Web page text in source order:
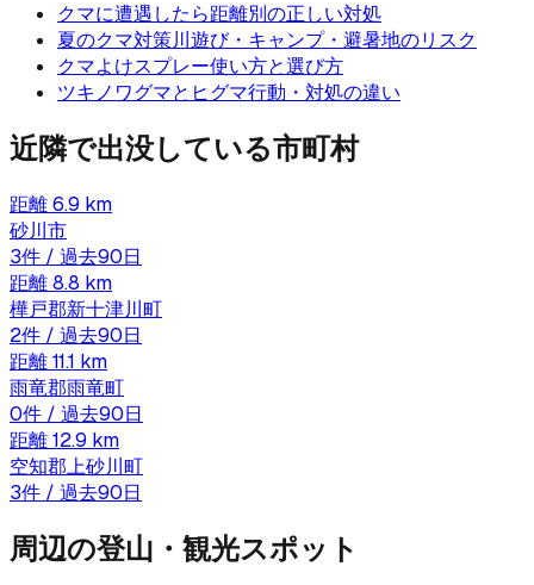
クマに遭遇したら距離別の正しい対処
夏のクマ対策川遊び・キャンプ・避暑地のリスク
クマよけスプレー使い方と選び方
ツキノワグマとヒグマ行動・対処の違い
近隣で出没している市町村
距離6.9 km
砂川市
3件 / 過去90日
距離8.8 km
樺戸郡新十津川町
2件 / 過去90日
距離11.1 km
雨竜郡雨竜町
0件 / 過去90日
距離12.9 km
空知郡上砂川町
3件 / 過去90日
周辺の登山・観光スポット